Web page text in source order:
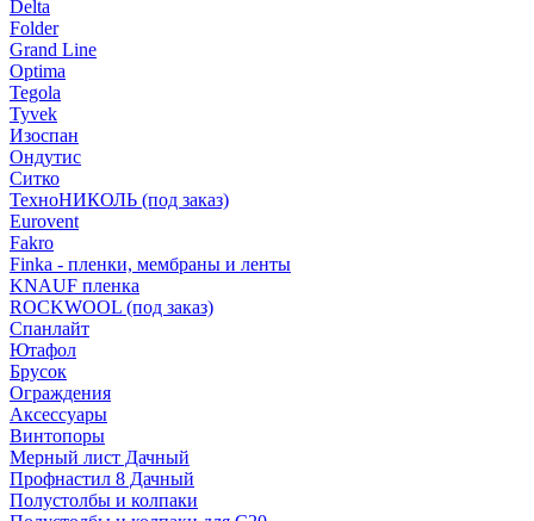
Delta
Folder
Grand Line
Optima
Tegola
Tyvek
Изоспан
Ондутис
Ситко
ТехноНИКОЛЬ (под заказ)
Eurovent
Fakro
Finka - пленки, мембраны и ленты
KNAUF пленка
ROCKWOOL (под заказ)
Спанлайт
Ютафол
Брусок
Ограждения
Аксессуары
Винтопоры
Мерный лист Дачный
Профнастил 8 Дачный
Полустолбы и колпаки